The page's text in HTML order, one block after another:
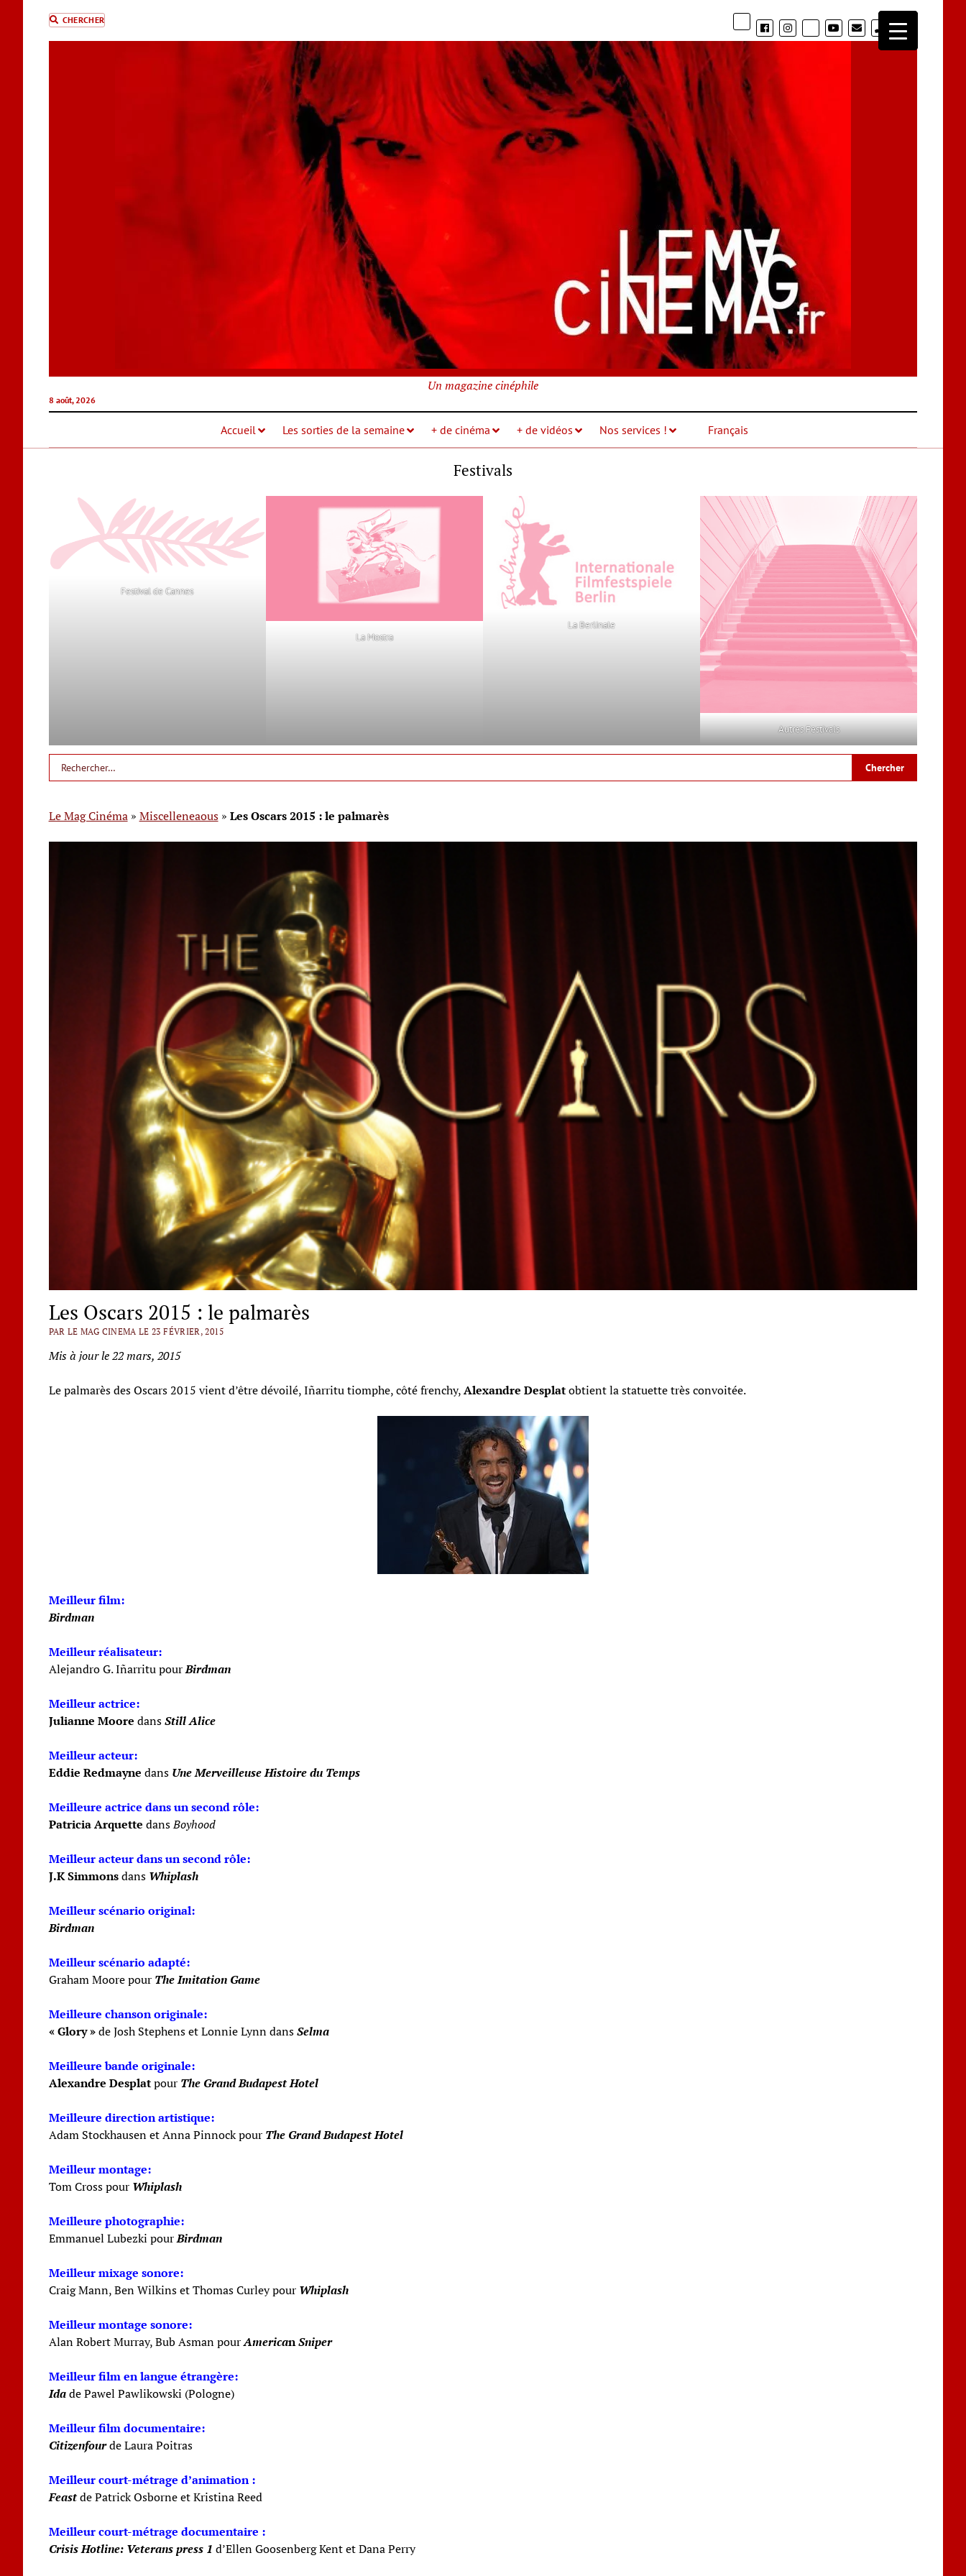
CHERCHER phone
8 août, 2026
Un magazine cinéphile
Accueil Les sorties de la semaine + de cinéma + de vidéos Nos services ! Français
Festivals
Festival de Cannes
La Mostra
La Berlinale
Autres Festivals
Le Mag Cinéma» Miscelleneaous» Les Oscars 2015 : le palmarès
Les Oscars 2015 : le palmarès
PAR LE MAG CINEMA LE 23 FÉVRIER, 2015
Mis à jour le 22 mars, 2015
Le palmarès des Oscars 2015 vient d’être dévoilé, Iñarritu tiomphe, côté frenchy,Alexandre Desplatobtient la statuette très convoitée.
Meilleur film:
Birdman
Meilleur réalisateur:
Alejandro G. Iñarritu pourBirdman
Meilleur actrice:
Julianne Moore dansStill Alice
Meilleur acteur:
Eddie Redmayne dansUne Merveilleuse Histoire du Temps
Meilleure actrice dans un second rôle:
Patricia Arquette dansBoyhood
Meilleur acteur dans un second rôle:
J.K Simmonsdans Whiplash
Meilleur scénario original:
Birdman
Meilleur scénario adapté:
Graham Moore pour The Imitation Game
Meilleure chanson originale:
« Glory »de Josh Stephens et Lonnie Lynn dansSelma
Meilleure bande originale:
Alexandre Desplatpour The Grand Budapest Hotel
Meilleure direction artistique:
Adam Stockhausen et Anna Pinnock pour The Grand Budapest Hotel
Meilleur montage:
Tom Cross pour Whiplash
Meilleure photographie:
Emmanuel Lubezki pourBirdman
Meilleur mixage sonore:
Craig Mann, Ben Wilkins et Thomas Curley pour Whiplash
Meilleur montage sonore:
Alan Robert Murray, Bub Asman pourAmericanSniper
Meilleur film en langue étrangère:
Idade Pawel Pawlikowski (Pologne)
Meilleur film documentaire:
Citizenfour de Laura Poitras
Meilleur court-métrage d’animation :
Feast de Patrick Osborne et Kristina Reed
Meilleur court-métrage documentaire :
Crisis Hotline: Veterans press 1 d’Ellen Goosenberg Kent et Dana Perry